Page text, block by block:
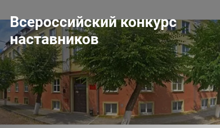
Всероссийский конкурс
наставников